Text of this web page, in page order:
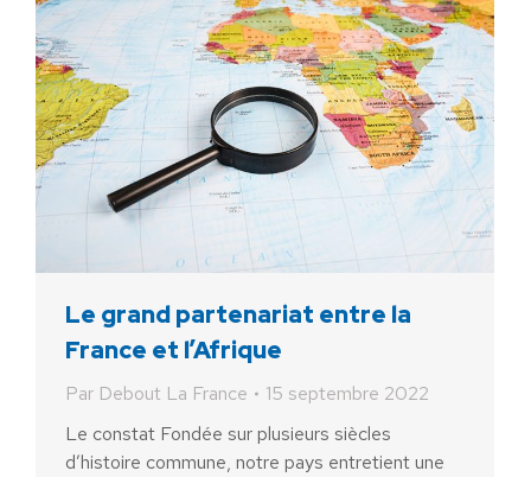
Le grand partenariat entre la
France et l’Afrique
Par Debout La France
15 septembre 2022
Le constat Fondée sur plusieurs siècles
d’histoire commune, notre pays entretient une